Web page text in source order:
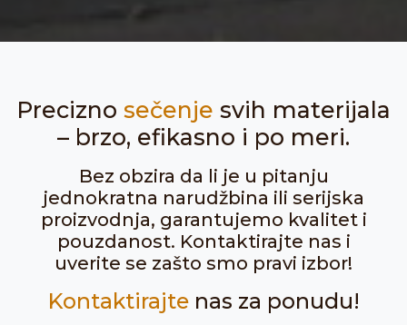
Precizno sečenje svih materijala
– brzo, efikasno i po meri.
Bez obzira da li je u pitanju
jednokratna narudžbina ili serijska
proizvodnja, garantujemo kvalitet i
pouzdanost. Kontaktirajte nas i
uverite se zašto smo pravi izbor!
Kontaktirajtenas za ponudu!